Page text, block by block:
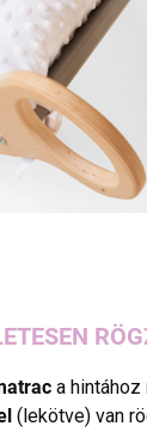
a hintához
(lekötve) van